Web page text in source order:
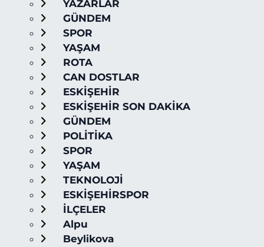
YAZARLAR
GÜNDEM
SPOR
YAŞAM
ROTA
CAN DOSTLAR
ESKİŞEHİR
ESKİŞEHİR SON DAKİKA
GÜNDEM
POLİTİKA
SPOR
YAŞAM
TEKNOLOJİ
ESKİŞEHİRSPOR
İLÇELER
Alpu
Beylikova